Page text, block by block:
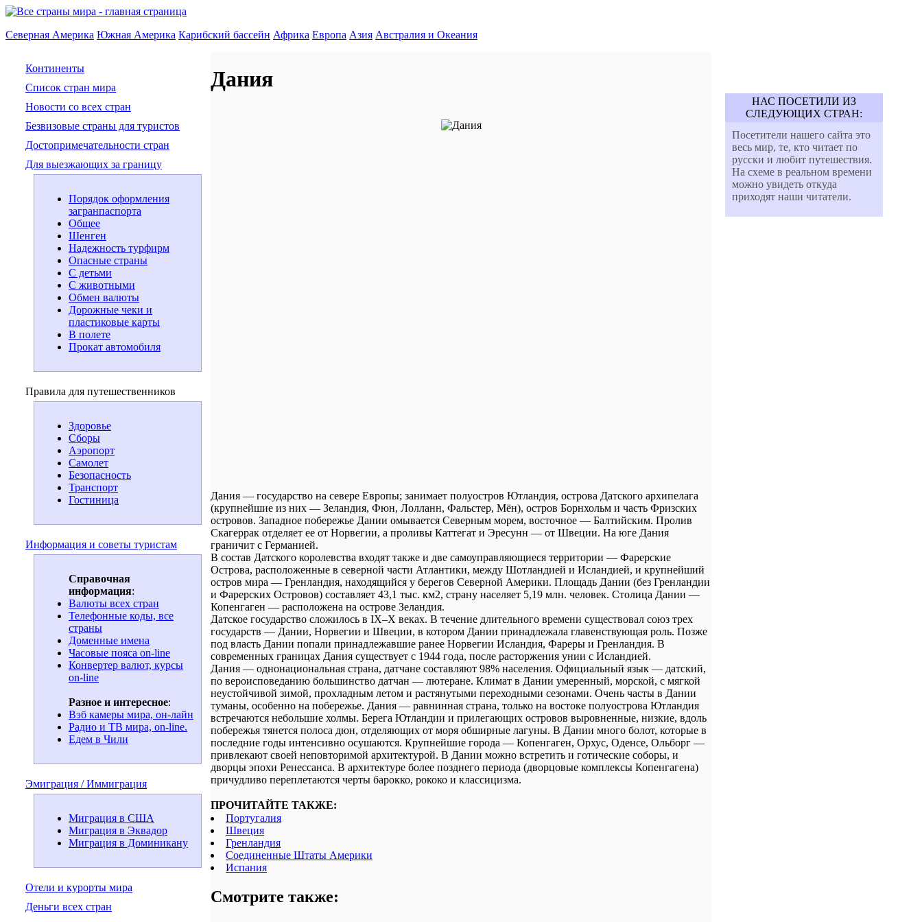
Северная Америка Южная Америка Карибский бассейн Африка Европа Азия Австралия и Океания
Континенты
Список стран мира
Новости со всех стран
Безвизовые страны для туристов
Достопримечательности стран
Для выезжающих за границу
Порядок оформления
загранпаспорта
Общее
Шенген
Надежность турфирм
Опасные страны
С детьми
С животными
Обмен валюты
Дорожные чеки и
пластиковые карты
В полете
Прокат автомобиля
Правила для путешественников
Здоровье
Сборы
Аэропорт
Самолет
Безопасность
Транспорт
Гостиница
Информация и советы туристам
Справочная
информация:
Валюты всех стран
Телефонные коды, все
страны
Доменные имена
Часовые пояса on-line
Конвертер валют, курсы
on-line
Разное и интересное:
Вэб камеры мира, он-лайн
Радио и ТВ мира, on-line.
Едем в Чили
Эмиграция / Иммиграция
Миграция в США
Миграция в Эквадор
Миграция в Доминикану
Отели и курорты мира
Деньги всех стран
Дания
Дания — государство на севере Европы; занимает полуостров Ютландия, острова Датского архипелага
(крупнейшие из них — Зеландия, Фюн, Лолланн, Фальстер, Мён), остров Борнхольм и часть Фризских
островов. Западное побережье Дании омывается Северным морем, восточное — Балтийским. Пролив
Скагеррак отделяет ее от Норвегии, а проливы Каттегат и Эресунн — от Швеции. На юге Дания
граничит с Германией.
В состав Датского королевства входят также и две самоуправляющиеся территории — Фарерские
Острова, расположенные в северной части Атлантики, между Шотландией и Исландией, и крупнейший
остров мира — Гренландия, находящийся у берегов Северной Америки. Площадь Дании (без Гренландии
и Фарерских Островов) составляет 43,1 тыс. км2, страну населяет 5,19 млн. человек. Столица Дании —
Копенгаген — расположена на острове Зеландия.
Датское государство сложилось в IX–X веках. В течение длительного времени существовал союз трех
государств — Дании, Норвегии и Швеции, в котором Дании принадлежала главенствующая роль. Позже
под власть Дании попали принадлежавшие ранее Норвегии Исландия, Фареры и Гренландия. В
современных границах Дания существует с 1944 года, после расторжения унии с Исландией.
Дания — однонациональная страна, датчане составляют 98% населения. Официальный язык — датский,
по вероисповеданию большинство датчан — лютеране. Климат в Дании умеренный, морской, с мягкой
неустойчивой зимой, прохладным летом и растянутыми переходными сезонами. Очень часты в Дании
туманы, особенно на побережье. Дания — равнинная страна, только на востоке полуострова Ютландия
встречаются небольшие холмы. Берега Ютландии и прилегающих островов выровненные, низкие, вдоль
побережья тянется полоса дюн, отделяющих от моря обширные лагуны. В Дании много болот, которые в
последние годы интенсивно осушаются. Крупнейшие города — Копенгаген, Орхус, Оденсе, Ольборг —
привлекают своей неповторимой архитектурой. В Дании можно встретить и готические соборы, и
дворцы эпохи Ренессанса. В архитектуре более позднего периода (дворцовые комплексы Копенгагена)
причудливо переплетаются черты барокко, рококо и классицизма.
ПРОЧИТАЙТЕ ТАКЖЕ:
Португалия
Швеция
Гренландия
Соединенные Штаты Америки
Испания
Смотрите также:
НАС ПОСЕТИЛИ ИЗ
СЛЕДУЮЩИХ СТРАН:
Посетители нашего сайта это
весь мир, те, кто читает по
русски и любит путешествия.
На схеме в реальном времени
можно увидеть откуда
приходят наши читатели.